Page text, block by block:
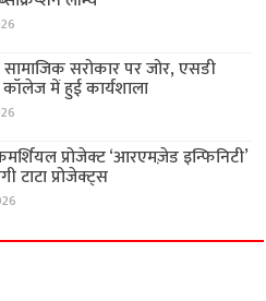
सामाजिक सरोकार पर जोर, एसडी
में हुई कार्यशाला
प्रोजेक्ट ‘आरएमज़ेड इन्फिनिटी’
टाटा प्रोजेक्ट्स